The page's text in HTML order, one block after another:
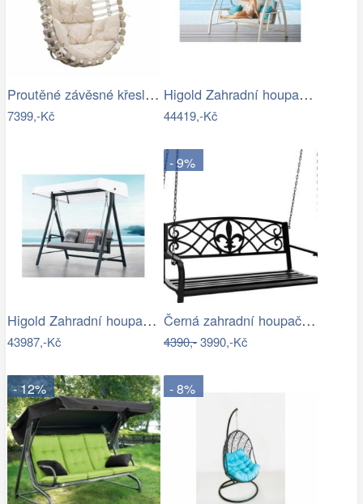
Proutěné závěsné křeslo Lena, bílý rám…
7399,-Kč
Higold Zahradní houpačka HIGOLD Nofi…
44419,-Kč
Higold Zahradní houpačka HIGOLD Emoti
43987,-Kč
- 9%
Černá zahradní houpačka Ameli
4390,-3990,-Kč
- 12% - 8%